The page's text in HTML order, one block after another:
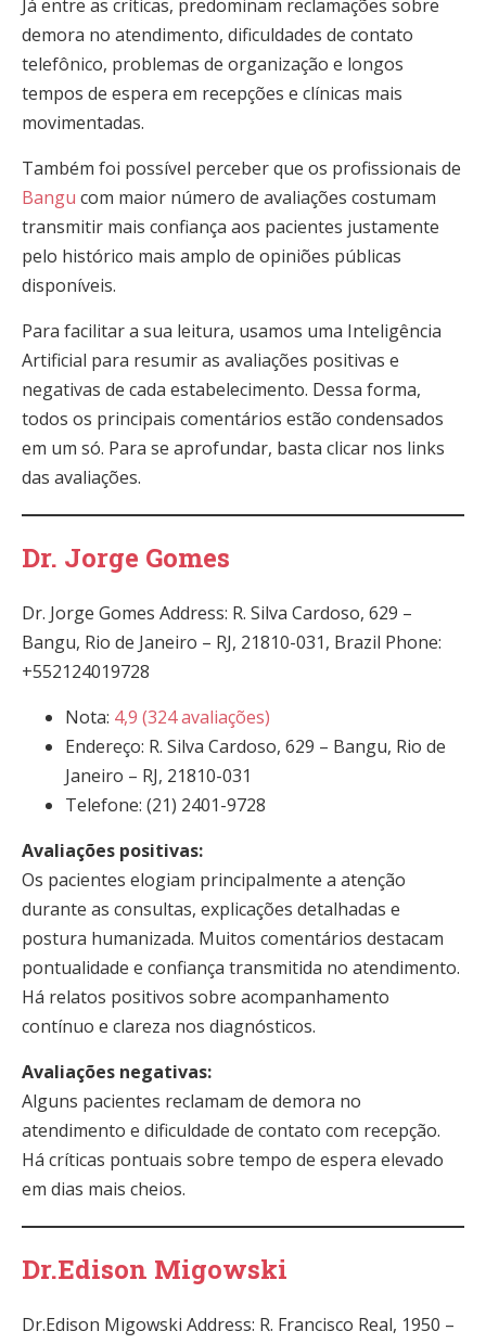
Já entre as críticas, predominam reclamações sobre
demora no atendimento, dificuldades de contato
telefônico, problemas de organização e longos
tempos de espera em recepções e clínicas mais
movimentadas.
Também foi possível perceber que os profissionais de
Bangu com maior número de avaliações costumam
transmitir mais confiança aos pacientes justamente
pelo histórico mais amplo de opiniões públicas
disponíveis.
Para facilitar a sua leitura, usamos uma Inteligência
Artificial para resumir as avaliações positivas e
negativas de cada estabelecimento. Dessa forma,
todos os principais comentários estão condensados
em um só. Para se aprofundar, basta clicar nos links
das avaliações.
Dr. Jorge Gomes
Dr. Jorge Gomes Address: R. Silva Cardoso, 629 –
Bangu, Rio de Janeiro – RJ, 21810-031, Brazil Phone:
+552124019728
Nota: 4,9 (324 avaliações)
Endereço: R. Silva Cardoso, 629 – Bangu, Rio de
Janeiro – RJ, 21810-031
Telefone: (21) 2401-9728
Avaliações positivas:
Os pacientes elogiam principalmente a atenção
durante as consultas, explicações detalhadas e
postura humanizada. Muitos comentários destacam
pontualidade e confiança transmitida no atendimento.
Há relatos positivos sobre acompanhamento
contínuo e clareza nos diagnósticos.
Avaliações negativas:
Alguns pacientes reclamam de demora no
atendimento e dificuldade de contato com recepção.
Há críticas pontuais sobre tempo de espera elevado
em dias mais cheios.
Dr.Edison Migowski
Dr.Edison Migowski Address: R. Francisco Real, 1950 –